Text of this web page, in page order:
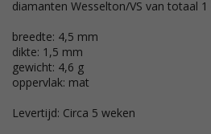
diamanten Wesselton/VS van totaal 1
breedte: 4,5 mm
dikte: 1,5 mm
gewicht: 4,6 g
oppervlak: mat
Levertijd: Circa 5 weken